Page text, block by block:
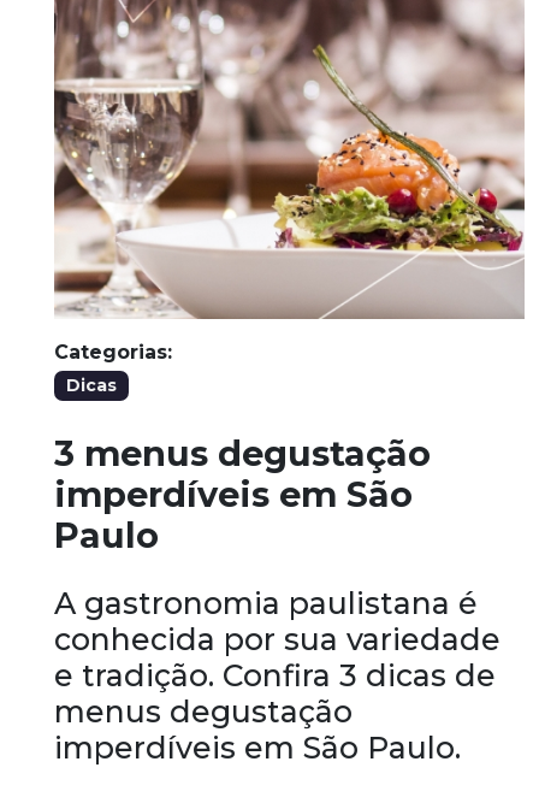
Categorias:
Dicas
3 menus degustação
imperdíveis em São
Paulo
A gastronomia paulistana é
conhecida por sua variedade
e tradição. Confira 3 dicas de
menus degustação
imperdíveis em São Paulo.